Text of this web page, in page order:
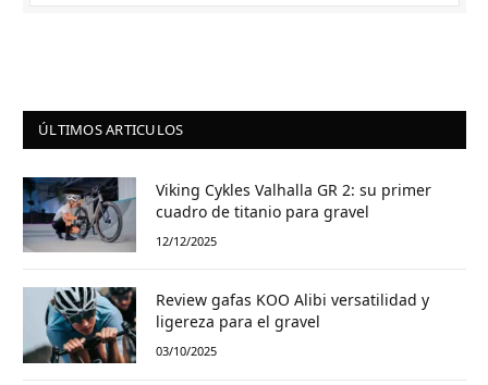
ÚLTIMOS ARTICULOS
Viking Cykles Valhalla GR 2: su primer
cuadro de titanio para gravel
12/12/2025
Review gafas KOO Alibi versatilidad y
ligereza para el gravel
03/10/2025